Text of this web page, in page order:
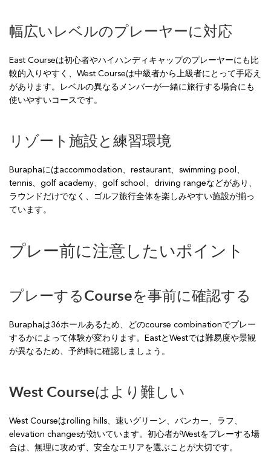
幅広いレベルのプレーヤーに対応
East Courseは初心者やハイハンディキャップのプレーヤーにも比
較的入りやすく、West Courseは中級者から上級者にとって手応え
があります。レベルの異なるメンバーが一緒に旅行する場合にも
使いやすいコースです。
リゾート施設と練習環境
Buraphaにはaccommodation、restaurant、swimming pool、
tennis、golf academy、golf school、driving rangeなどがあり、
ラウンドだけでなく、ゴルフ旅行全体を楽しみやすい施設が揃っ
ています。
プレー前に注意したいポイント
プレーするCourseを事前に確認する
Buraphaは36ホールあるため、どのcourse combinationでプレー
するかによって体験が変わります。EastとWestでは難易度や景観
が異なるため、予約時に確認しましょう。
West Courseはより難しい
West Courseはrolling hills、速いグリーン、バンカー、ラフ、
elevation changesが効いています。初心者がWestをプレーする場
合は、無理に攻めず、安全なエリアを選ぶことが大切です。